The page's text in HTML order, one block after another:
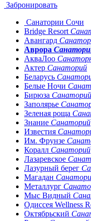
Забронировать
Санатории Сочи
Bridge Resort
Авангард
Аврора
АкваЛоо
Актер Санаторий
Беларусь
Белые Ночи
Бирюза Санаторий
Заполярье
Зеленая роща
Знание Санаторий
Известия
Им. Фрунзе
Коралл Санаторий
Лазаревское
Лазурный берег
Магадан
Металлург
Мыс Видный
Одиссея Wellness
Октябрьский